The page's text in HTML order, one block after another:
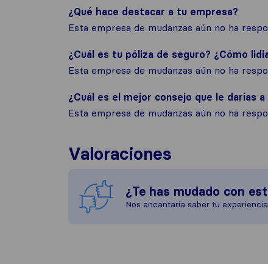
¿Qué hace destacar a tu empresa?
Esta empresa de mudanzas aún no ha
¿Cuál es tu póliza de seguro? ¿Cómo
Esta empresa de mudanzas aún no ha
¿Cuál es el mejor consejo que le darías
Esta empresa de mudanzas aún no ha
Valoraciones
¿Te has mudado con
Nos encantaría saber tu experiencia